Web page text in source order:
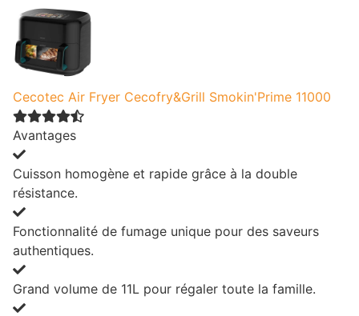
Cecotec Air Fryer Cecofry&Grill Smokin'Prime 11000
Avantages
Cuisson homogène et rapide grâce à la double
résistance.
Fonctionnalité de fumage unique pour des saveurs
authentiques.
Grand volume de 11L pour régaler toute la famille.